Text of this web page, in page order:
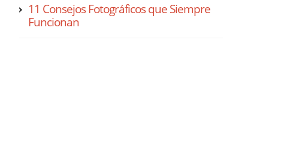
11 Consejos Fotográficos que Siempre
Funcionan